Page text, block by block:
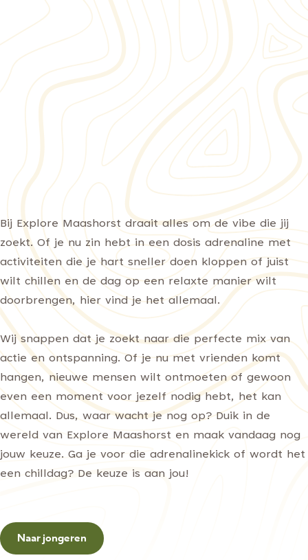
Bij Explore Maashorst draait alles om de vibe die jij
zoekt. Of je nu zin hebt in een dosis adrenaline met
activiteiten die je hart sneller doen kloppen of juist
wilt chillen en de dag op een relaxte manier wilt
doorbrengen, hier vind je het allemaal.
Wij snappen dat je zoekt naar die perfecte mix van
actie en ontspanning. Of je nu met vrienden komt
hangen, nieuwe mensen wilt ontmoeten of gewoon
even een moment voor jezelf nodig hebt, het kan
allemaal. Dus, waar wacht je nog op? Duik in de
wereld van Explore Maashorst en maak vandaag nog
jouw keuze. Ga je voor die adrenalinekick of wordt het
een chilldag? De keuze is aan jou!
Naar jongeren